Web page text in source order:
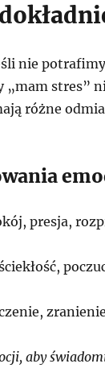
nie
„mam stres”
różne
presja,
aby